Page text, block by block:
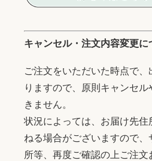
キャンセル・注文内容変更に
ご注文をいただいた時点で、
りますので、原則キャンセ
きません。
状況によっては、お届け先
ねる場合がございますので
所等、再度ご確認の上ご注文